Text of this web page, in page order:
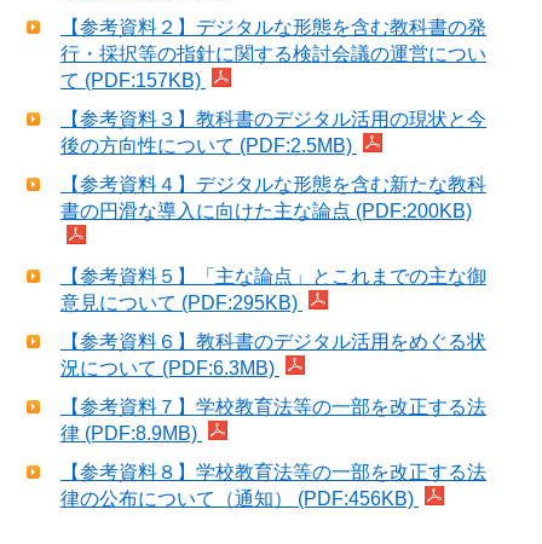
【参考資料２】デジタルな形態を含む教科書の発
行・採択等の指針に関する検討会議の運営につい
て (PDF:157KB)
【参考資料３】教科書のデジタル活用の現状と今
後の方向性について (PDF:2.5MB)
【参考資料４】デジタルな形態を含む新たな教科
書の円滑な導入に向けた主な論点 (PDF:200KB)
【参考資料５】「主な論点」とこれまでの主な御
意見について (PDF:295KB)
【参考資料６】教科書のデジタル活用をめぐる状
況について (PDF:6.3MB)
【参考資料７】学校教育法等の一部を改正する法
律 (PDF:8.9MB)
【参考資料８】学校教育法等の一部を改正する法
律の公布について（通知） (PDF:456KB)